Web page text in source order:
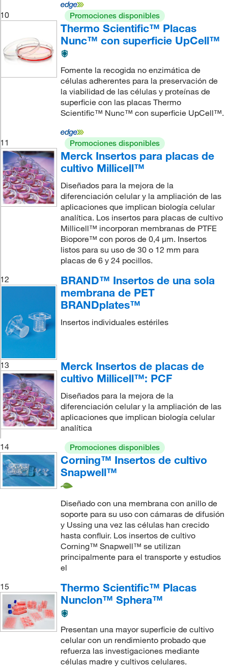
10 Promociones disponibles
Thermo Scientific™ Placas
Nunc™ con superficie UpCell™
Fomente la recogida no enzimática de
células adherentes para la preservación de
la viabilidad de las células y proteínas de
superficie con las placas Thermo
Scientific™ Nunc™ con superficie UpCell™.
11 Promociones disponibles
Merck Insertos para placas de
cultivo Millicell™
Diseñados para la mejora de la
diferenciación celular y la ampliación de las
aplicaciones que implican biología celular
analítica. Los insertos para placas de cultivo
Millicell™ incorporan membranas de PTFE
Biopore™ con poros de 0,4 μm. Insertos
listos para su uso de 30 o 12 mm para
placas de 6 y 24 pocillos.
12
BRAND™ Insertos de una sola
membrana de PET
BRANDplates™
Insertos individuales estériles
13
Merck Insertos de placas de
cultivo Millicell™: PCF
Diseñados para la mejora de la
diferenciación celular y la ampliación de las
aplicaciones que implican biología celular
analítica
14
Promociones disponibles
Corning™ Insertos de cultivo
Snapwell™
Diseñado con una membrana con anillo de
soporte para su uso con cámaras de difusión
y Ussing una vez las células han crecido
hasta confluir. Los insertos de cultivo
Corning™ Snapwell™ se utilizan
principalmente para el transporte y estudios
el
15
Thermo Scientific™ Placas
Nunclon™ Sphera™
Presentan una mayor superficie de cultivo
celular con un rendimiento probado que
refuerza las investigaciones mediante
células madre y cultivos celulares.